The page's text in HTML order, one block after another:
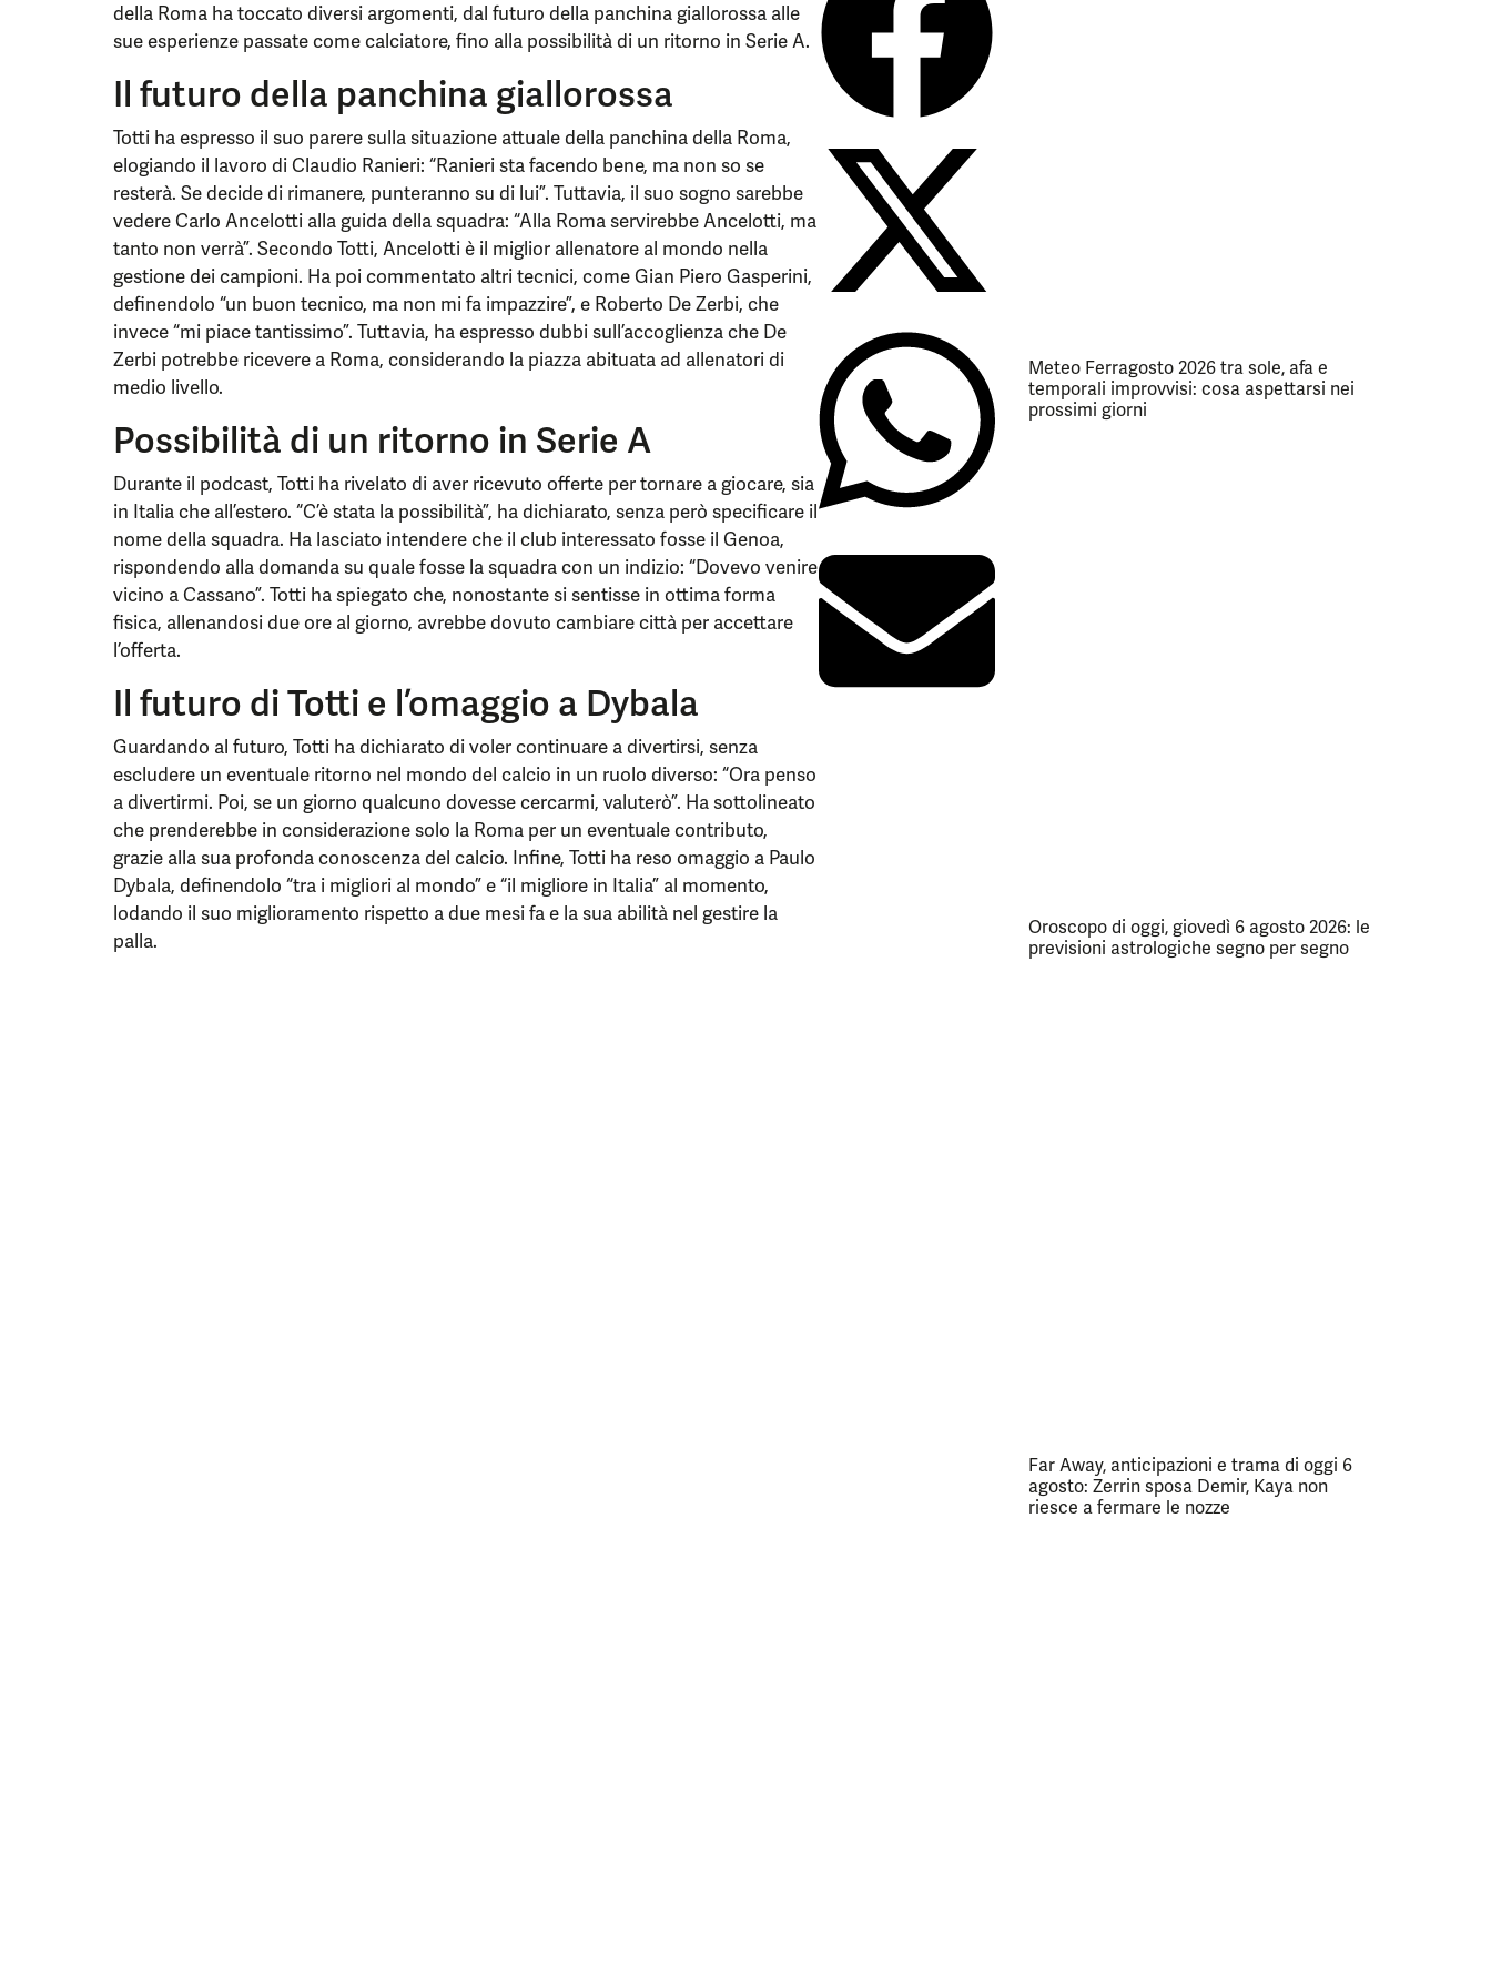
della Roma ha toccato diversi argomenti, dal futuro della panchina giallorossa alle
sue esperienze passate come calciatore, fino alla possibilità di un ritorno in Serie A.
Il futuro della panchina giallorossa
Totti ha espresso il suo parere sulla situazione attuale della panchina della Roma,
elogiando il lavoro di Claudio Ranieri: “Ranieri sta facendo bene, ma non so se
resterà. Se decide di rimanere, punteranno su di lui”. Tuttavia, il suo sogno sarebbe
vedere Carlo Ancelotti alla guida della squadra: “Alla Roma servirebbe Ancelotti, ma
tanto non verrà”. Secondo Totti, Ancelotti è il miglior allenatore al mondo nella
gestione dei campioni. Ha poi commentato altri tecnici, come Gian Piero Gasperini,
definendolo “un buon tecnico, ma non mi fa impazzire”, e Roberto De Zerbi, che
invece “mi piace tantissimo”. Tuttavia, ha espresso dubbi sull’accoglienza che De
Zerbi potrebbe ricevere a Roma, considerando la piazza abituata ad allenatori di
medio livello.
Possibilità di un ritorno in Serie A
Durante il podcast, Totti ha rivelato di aver ricevuto offerte per tornare a giocare, sia
in Italia che all’estero. “C’è stata la possibilità”, ha dichiarato, senza però specificare il
nome della squadra. Ha lasciato intendere che il club interessato fosse il Genoa,
rispondendo alla domanda su quale fosse la squadra con un indizio: “Dovevo venire
vicino a Cassano”. Totti ha spiegato che, nonostante si sentisse in ottima forma
fisica, allenandosi due ore al giorno, avrebbe dovuto cambiare città per accettare
l’offerta.
Il futuro di Totti e l’omaggio a Dybala
Guardando al futuro, Totti ha dichiarato di voler continuare a divertirsi, senza
escludere un eventuale ritorno nel mondo del calcio in un ruolo diverso: “Ora penso
a divertirmi. Poi, se un giorno qualcuno dovesse cercarmi, valuterò”. Ha sottolineato
che prenderebbe in considerazione solo la Roma per un eventuale contributo,
grazie alla sua profonda conoscenza del calcio. Infine, Totti ha reso omaggio a Paulo
Dybala, definendolo “tra i migliori al mondo” e “il migliore in Italia” al momento,
lodando il suo miglioramento rispetto a due mesi fa e la sua abilità nel gestire la
palla.
Meteo Ferragosto 2026 tra sole, afa e
temporali improvvisi: cosa aspettarsi nei
prossimi giorni
Oroscopo di oggi, giovedì 6 agosto 2026: le
previsioni astrologiche segno per segno
Far Away, anticipazioni e trama di oggi 6
agosto: Zerrin sposa Demir, Kaya non
riesce a fermare le nozze